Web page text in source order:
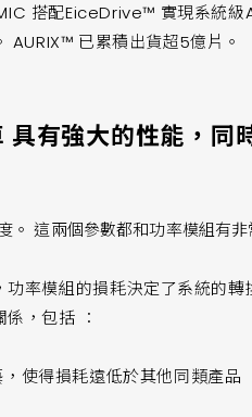
搭配EiceDrive™ 實現系統級
AURIX™ 已累積出貨超5億片。
有強大的性能，同
這兩個參數都和功率模組有非
率模組的損耗決定了系統的轉
，包括 ：
使得損耗遠低於其他同類產品